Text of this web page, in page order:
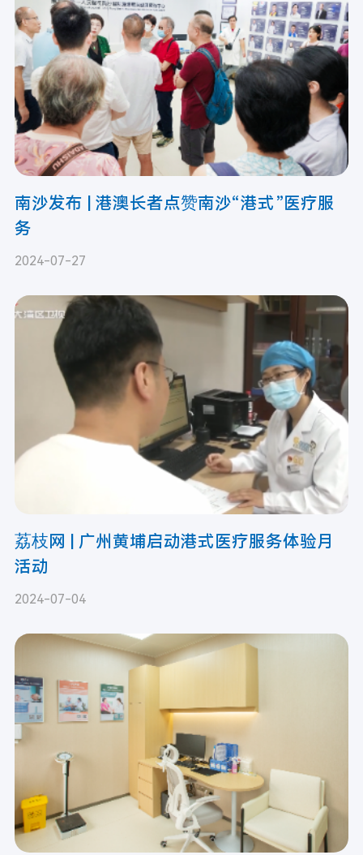
南沙发布 | 港澳长者点赞南沙“港式”医疗服
务
2024-07-27
荔枝网 | 广州黄埔启动港式医疗服务体验月
活动
2024-07-04